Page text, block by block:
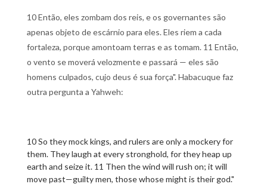
10 Então, eles zombam dos reis, e os governantes são
apenas objeto de escárnio para eles. Eles riem a cada
fortaleza, porque amontoam terras e as tomam. 11 Então,
o vento se moverá velozmente e passará — eles são
homens culpados, cujo deus é sua força". Habacuque faz
outra pergunta a Yahweh:
10 So they mock kings, and rulers are only a mockery for
them. They laugh at every stronghold, for they heap up
earth and seize it. 11 Then the wind will rush on; it will
move past—guilty men, those whose might is their god."